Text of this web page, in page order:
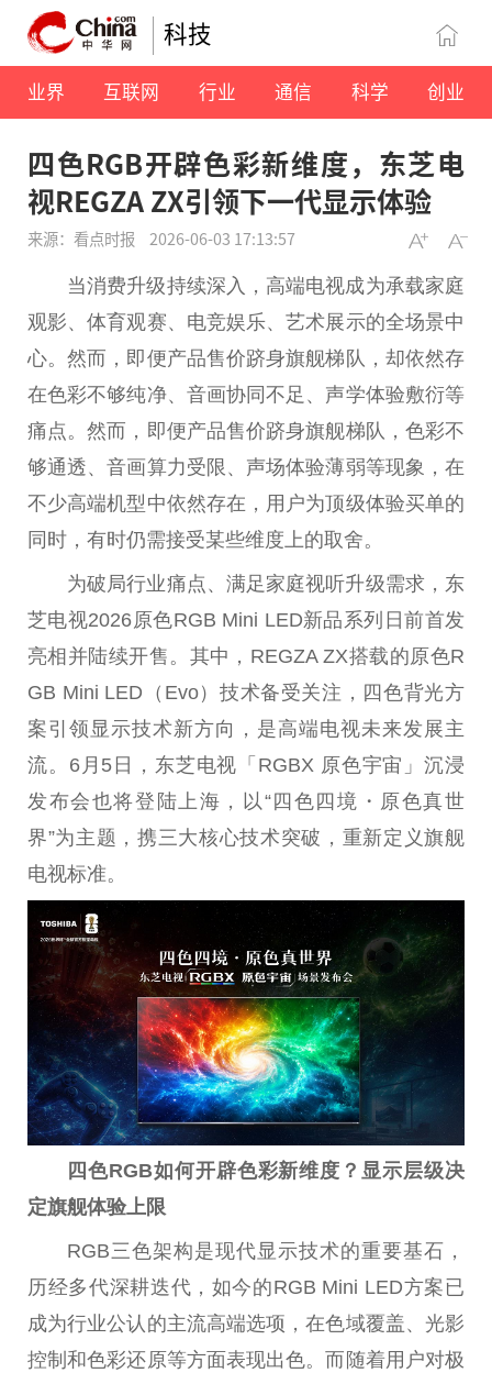
科技
业界 互联网 行业 通信 科学 创业
四色RGB开辟色彩新维度，东芝电
视REGZA ZX引领下一代显示体验
来源：看点时报 2026-06-03 17:13:57
当消费升级持续深入，高端电视成为承载家庭
观影、体育观赛、电竞娱乐、艺术展示的全场景中
心。然而，即便产品售价跻身旗舰梯队，却依然存
在色彩不够纯净、音画协同不足、声学体验敷衍等
痛点。然而，即便产品售价跻身旗舰梯队，色彩不
够通透、音画算力受限、声场体验薄弱等现象，在
不少高端机型中依然存在，用户为顶级体验买单的
同时，有时仍需接受某些维度上的取舍。
为破局行业痛点、满足家庭视听升级需求，东
芝电视2026原色RGB Mini LED新品系列日前首发
亮相并陆续开售。其中，REGZA ZX搭载的原色R
GB Mini LED（Evo）技术备受关注，四色背光方
案引领显示技术新方向，是高端电视未来发展主
流。6月5日，东芝电视「RGBX 原色宇宙」沉浸
发布会也将登陆上海，以“四色四境・原色真世
界”为主题，携三大核心技术突破，重新定义旗舰
电视标准。
四色RGB如何开辟色彩新维度？显示层级决
定旗舰体验上限
RGB三色架构是现代显示技术的重要基石，
历经多代深耕迭代，如今的RGB Mini LED方案已
成为行业公认的主流高端选项，在色域覆盖、光影
控制和色彩还原等方面表现出色。而随着用户对极